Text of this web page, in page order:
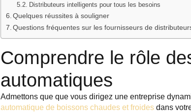
Distributeurs intelligents pour tous les besoins
Quelques réussites à souligner
Questions fréquentes sur les fournisseurs de
Comprendre le rôle
automatiques
Admettons que que vous dirigez une entreprise
automatique de boissons chaudes et froidesdans